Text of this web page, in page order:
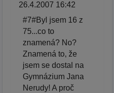
26.4.2007 16:42
#7#Byl jsem 16 z
75...co to
znamená? No?
Znamená to, že
jsem se dostal na
Gymnázium Jana
Nerudy! A proč